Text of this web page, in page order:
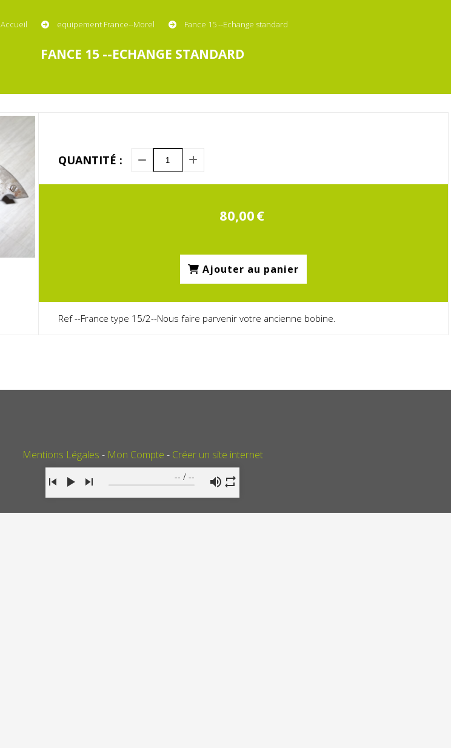
Accueil equipement France--Morel Fance 15 --Echange standard
FANCE 15 --ECHANGE STANDARD
80,00€
QUANTITÉ :
Ajouter au panier
Ref --France type 15/2--Nous faire parvenir votre ancienne bobine.
Mentions Légales Mon Compte Créer un site internet
-- / --